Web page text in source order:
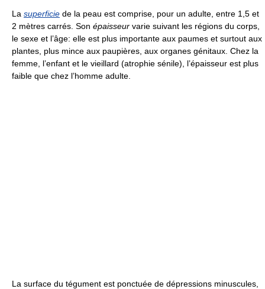
La superficie de la peau est comprise, pour un adulte, entre 1,5 et
2 mètres carrés. Son épaisseur varie suivant les régions du corps,
le sexe et l’âge: elle est plus importante aux paumes et surtout aux
plantes, plus mince aux paupières, aux organes génitaux. Chez la
femme, l’enfant et le vieillard (atrophie sénile), l’épaisseur est plus
faible que chez l’homme adulte.
La surface du tégument est ponctuée de dépressions minuscules,